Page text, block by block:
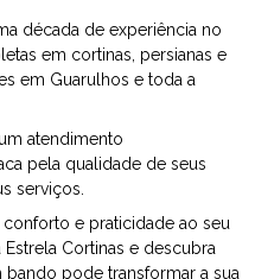
década de experiência no
em cortinas, persianas e
em Guarulhos e toda a
atendimento
pela qualidade de seus
serviços.
e praticidade ao seu
Cortinas e descubra
pode transformar a sua